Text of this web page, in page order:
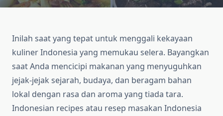
Inilah saat yang tepat untuk menggali kekayaan
kuliner Indonesia yang memukau selera. Bayangkan
saat Anda mencicipi makanan yang menyuguhkan
jejak-jejak sejarah, budaya, dan beragam bahan
lokal dengan rasa dan aroma yang tiada tara.
Indonesian recipes atau resep masakan Indonesia